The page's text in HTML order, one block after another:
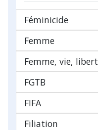
Féminicide
Femme
Femme, vie,
FGTB
FIFA
Filiation